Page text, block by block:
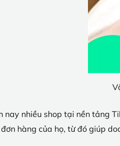
nay nhiều shop tại nền tảng
hàng của họ, từ đó giúp